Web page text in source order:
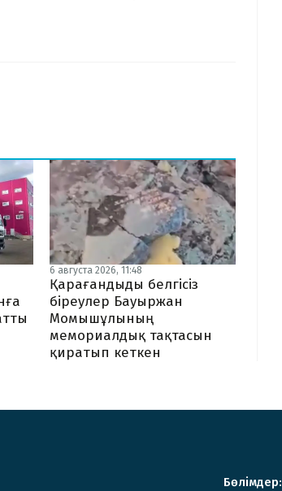
6 августа 2026, 11:48
Қарағандыды белгісіз
біреулер Бауыржан
Момышұлының
мемориалдық тақтасын
қиратып кеткен
Бөлімдер: